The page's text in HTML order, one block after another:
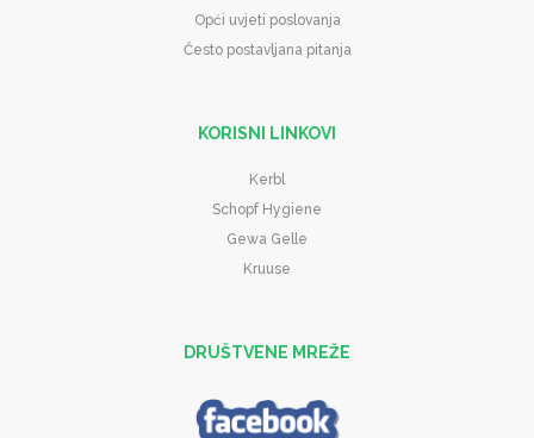
Opći uvjeti poslovanja
Često postavljana pitanja
KORISNI LINKOVI
Kerbl
Schopf Hygiene
Gewa Gelle
Kruuse
DRUŠTVENE MREŽE